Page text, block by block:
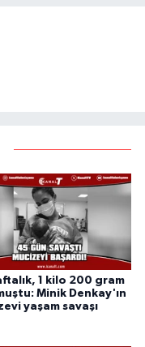
1 kilo 200 gram
Minik Denkay'ın
yaşam savaşı